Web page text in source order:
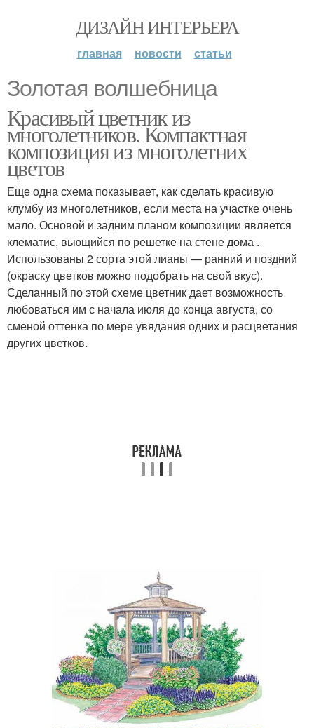
ДИЗАЙН ИНТЕРЬЕРА
главная новости статьи
Золотая волшебница
Красивый цветник из
многолетников. Компактная
композиция из многолетних
цветов
Еще одна схема показывает, как сделать красивую
клумбу из многолетников, если места на участке очень
мало. Основой и задним планом композиции является
клематис, вьющийся по решетке на стене дома .
Использованы 2 сорта этой лианы — ранний и поздний
(окраску цветков можно подобрать на свой вкус).
Сделанный по этой схеме цветник дает возможность
любоваться им с начала июля до конца августа, со
сменой оттенка по мере увядания одних и расцветания
других цветков.